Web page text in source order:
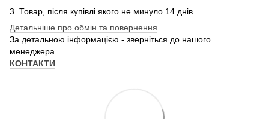
3. Товар, після купівлі якого не минуло 14 днів.
Детальніше про обмін та повернення
За детальною інформацією - зверніться до нашого
менеджера.
КОНТАКТИ